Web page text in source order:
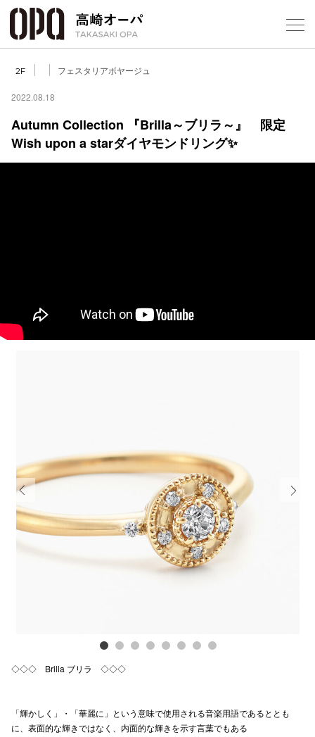
2F フェスタリアボヤージュ
2022.08.18
Autumn Collection 『Brilla～ブリラ～』 限定
Wish upon a starダイヤモンドリング✨
Previous
◇◇◇ Brilla ブリラ ◇◇◇
「輝かしく」・「華麗に」という意味で使用される音楽用語であるととも
に、表面的な輝きではなく、内面的な輝きを示す言葉でもある
フロア
ショッ
電話で
プライバシ